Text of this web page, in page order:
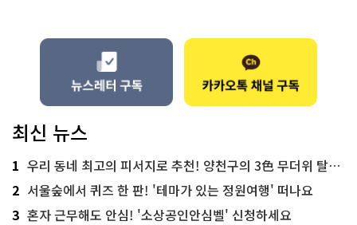
최신 뉴스
1 우리 동네 최고의 피서지로 추천! 양천구의 3色 무더위 탈출 명소
2 서울숲에서 퀴즈 한 판! '테마가 있는 정원여행' 떠나요
3 혼자 근무해도 안심! '소상공인안심벨' 신청하세요